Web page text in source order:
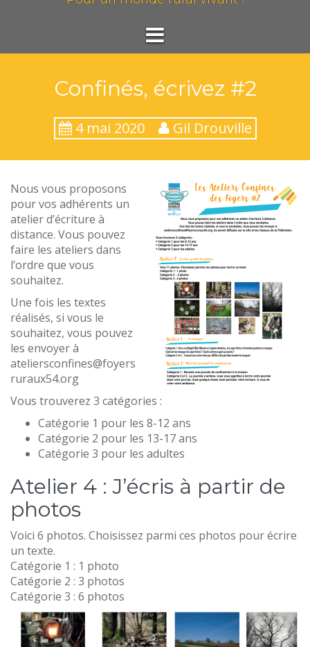
Confinés, écrivez #2
4 mai 2020 Gil Drouville
Nous vous proposons
pour vos adhérents un
atelier d’écriture à
distance. Vous pouvez
faire les ateliers dans
l’ordre que vous
souhaitez.
Une fois les textes
réalisés, si vous le
souhaitez, vous pouvez
les envoyer à
ateliersconfines@foyers
ruraux54.org
Vous trouverez 3 catégories :
Catégorie 1 pour les 8-12 ans
Catégorie 2 pour les 13-17 ans
Catégorie 3 pour les adultes
Atelier 4 : J’écris à partir de
photos
Voici 6 photos. Choisissez parmi ces photos pour écrire
un texte.
Catégorie 1 : 1 photo
Catégorie 2 : 3 photos
Catégorie 3 : 6 photos